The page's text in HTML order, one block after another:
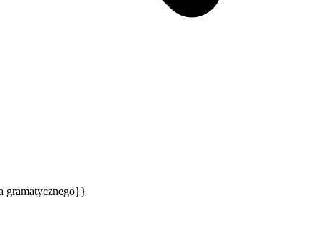
gramatycznego}}